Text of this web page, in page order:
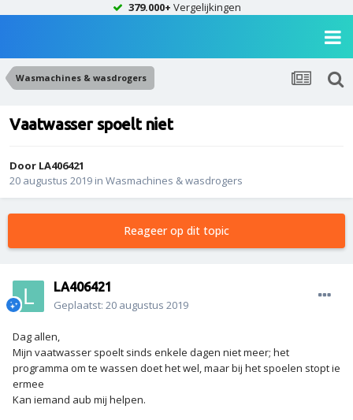
379.000+ Vergelijkingen
Wasmachines & wasdrogers
Vaatwasser spoelt niet
Door LA406421
20 augustus 2019 in Wasmachines & wasdrogers
Reageer op dit topic
LA406421
Geplaatst: 20 augustus 2019
Dag allen,
Mijn vaatwasser spoelt sinds enkele dagen niet meer; het
programma om te wassen doet het wel, maar bij het spoelen stopt ie
ermee
Kan iemand aub mij helpen.